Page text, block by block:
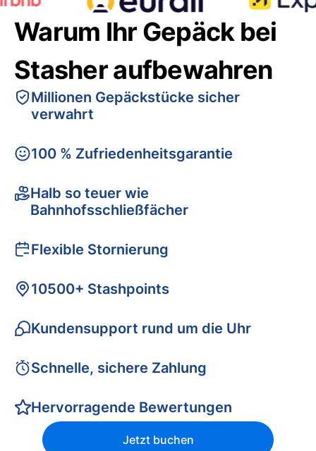
Warum Ihr Gepäck bei
Stasher aufbewahren
Millionen Gepäckstücke sicher
verwahrt
100 % Zufriedenheitsgarantie
Halb so teuer wie
Bahnhofsschließfächer
Flexible Stornierung
10500+ Stashpoints
Kundensupport rund um die Uhr
Schnelle, sichere Zahlung
Hervorragende Bewertungen
Jetzt buchen